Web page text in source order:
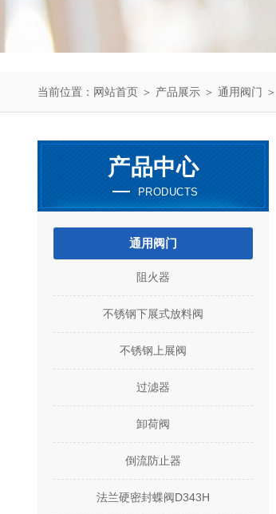
当前位置： 网站首页 ＞ 产品展示 ＞ 通用阀门 ＞
产品中心
PRODUCTS
通用阀门
阻火器
不锈钢下展式放料阀
不锈钢上展阀
过滤器
卸荷阀
倒流防止器
法兰硬密封蝶阀D343H